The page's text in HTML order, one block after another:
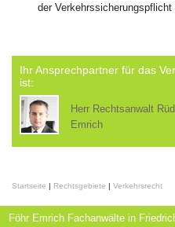
der Verkehrssicherungspflicht
Ihr Ansprechpartner für das
ist:
Herr Rechtsanwalt
Emrich
Startseite | Rechtsgebiete | Verkehrsrecht
Föhr Emrich Fachanwälte in